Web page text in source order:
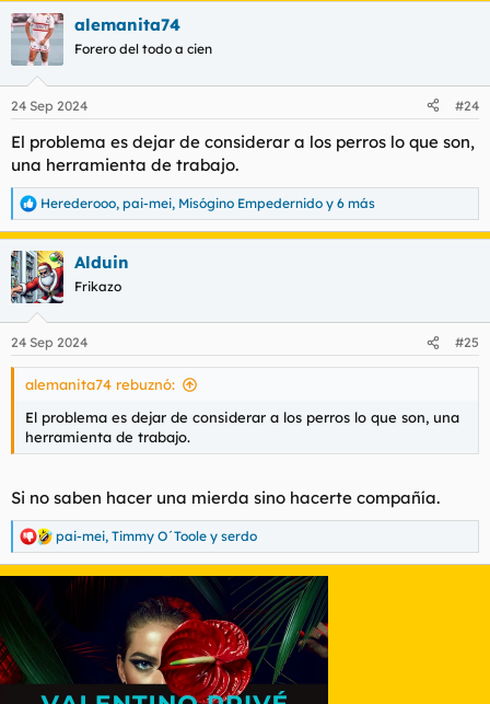
c
i
e
:
alemanita74
Forero del todo a cien
24 Sep 2024 #24
El problema es dejar de considerar a los perros lo que son,
una herramienta de trabajo.
R
e
a
c
c
i
e
s
Herederooo, pai-mei, Misógino Empedernido y 6 más
Alduin
Frikazo
24 Sep 2024 #25
alemanita74 rebuznó:
El problema es dejar de considerar a los perros lo que son, una
herramienta de trabajo.
Si no saben hacer una mierda sino hacerte compañía.
R
e
a
o
n
e
pai-mei, Timmy O´Toole y serdo